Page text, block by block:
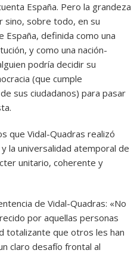
España. Pero la grandeza
sino, sobre todo, en su
España, definida como una
y como una nación-
podría decidir su
(que cumple
sus ciudadanos) para pasar
que Vidal-Quadras realizó
la universalidad atemporal de
unitario, coherente y
de Vidal-Quadras: «No
por aquellas personas
totalizante que otros les han
claro desafío frontal al